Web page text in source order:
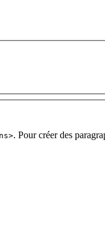
. Pour créer des